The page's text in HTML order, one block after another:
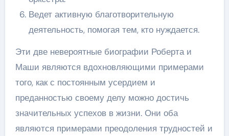
Ведет активную благотворительную
деятельность, помогая тем, кто нуждается.
Эти две невероятные биографии Роберта и
Маши являются вдохновляющими примерами
того, как с постоянным усердием и
преданностью своему делу можно достичь
значительных успехов в жизни. Они оба
являются примерами преодоления трудностей и